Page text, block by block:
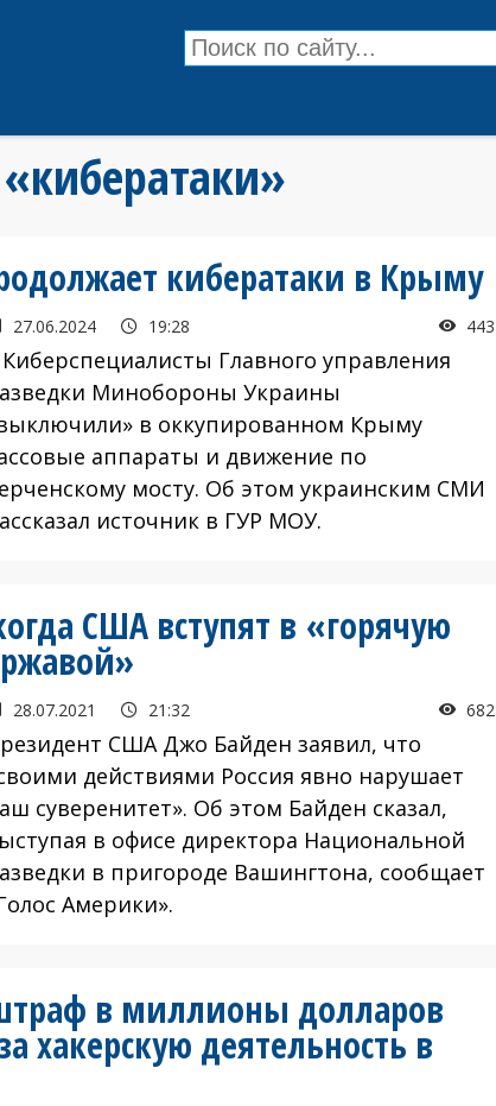
кибератаки в Крыму
27.06.2024 19:28 443
Киберспециалисты Главного управления
Минобороны Украины
в оккупированном Крыму
аппараты и движение по
мосту. Об этом украинским СМИ
источник в ГУР МОУ.
США вступят в «горячую
28.07.2021 21:32 682
США Джо Байден заявил, что
действиями Россия явно нарушает
суверенитет». Об этом Байден сказал,
в офисе директора Национальной
в пригороде Вашингтона, сообщает
Америки».
в миллионы долларов
хакерскую деятельность в